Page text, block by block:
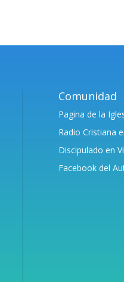
Comunidad
Pagina de la
Radio Cristiana
Discipulado en
Facebook del